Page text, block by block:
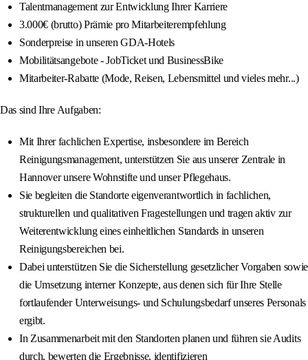
Talentmanagement zur Entwicklung Ihrer Karriere
3.000€ (brutto) Prämie pro Mitarbeiterempfehlung
Sonderpreise in unseren GDA-Hotels
Mobilitätsangebote - JobTicket und BusinessBike
Mitarbeiter-Rabatte (Mode, Reisen, Lebensmittel und vieles mehr...)
Das sind Ihre Aufgaben:
Mit Ihrer fachlichen Expertise, insbesondere im Bereich
Reinigungsmanagement, unterstützen Sie aus unserer Zentrale in
Hannover unsere Wohnstifte und unser Pflegehaus.
Sie begleiten die Standorte eigenverantwortlich in fachlichen,
strukturellen und qualitativen Fragestellungen und tragen aktiv zur
Weiterentwicklung eines einheitlichen Standards in unseren
Reinigungsbereichen bei.
Dabei unterstützen Sie die Sicherstellung gesetzlicher Vorgaben sowie
die Umsetzung interner Konzepte, aus denen sich für Ihre Stelle
fortlaufender Unterweisungs- und Schulungsbedarf unseres Personals
ergibt.
In Zusammenarbeit mit den Standorten planen und führen sie Audits
durch, bewerten die Ergebnisse, identifizieren